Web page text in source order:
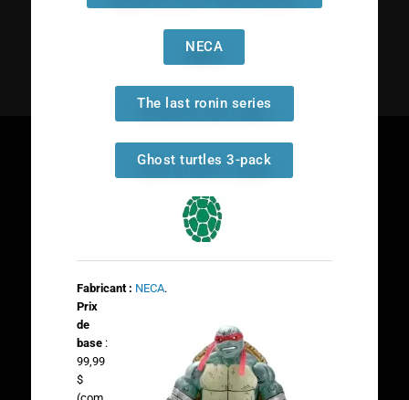
NECA
The last ronin series
Ghost turtles 3-pack
Fabricant : NECA.
Prix
de
base :
99,99
$